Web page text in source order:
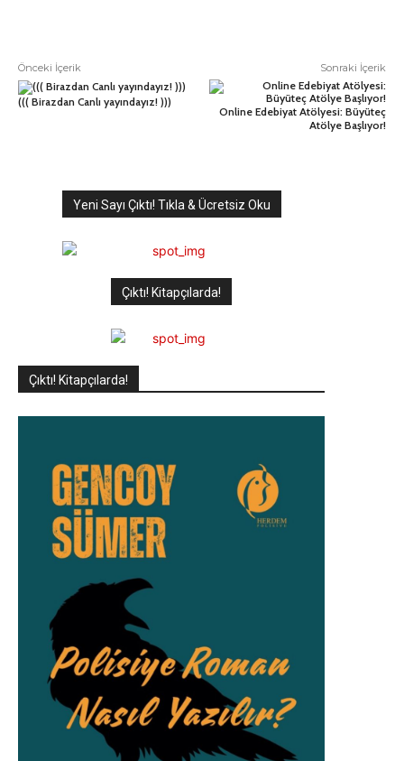
Önceki İçerik
((( Birazdan Canlı yayındayız! )))
Sonraki İçerik
Online Edebiyat Atölyesi: Büyüteç
Atölye Başlıyor!
Yeni Sayı Çıktı! Tıkla & Ücretsiz Oku
Çıktı! Kitapçılarda!
Çıktı! Kitapçılarda!